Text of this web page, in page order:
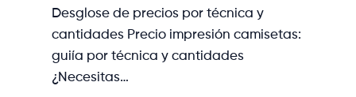
Desglose de precios por técnica y
cantidades Precio impresión camisetas:
guiía por técnica y cantidades
¿Necesitas…